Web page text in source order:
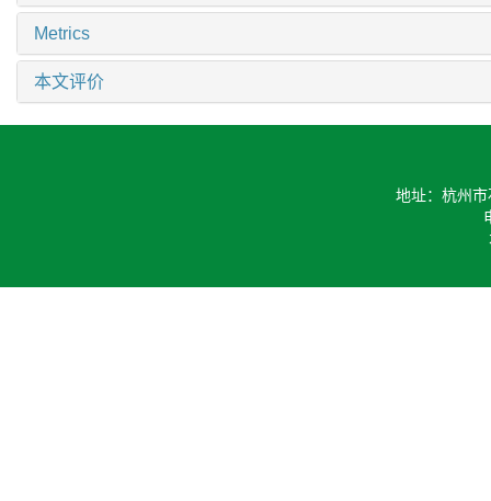
Metrics
本文评价
地址：杭州